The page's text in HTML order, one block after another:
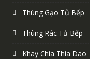
Thùng Gạo Tủ Bếp
Thùng Rác Tủ Bếp
Khay Chia Thìa Dao